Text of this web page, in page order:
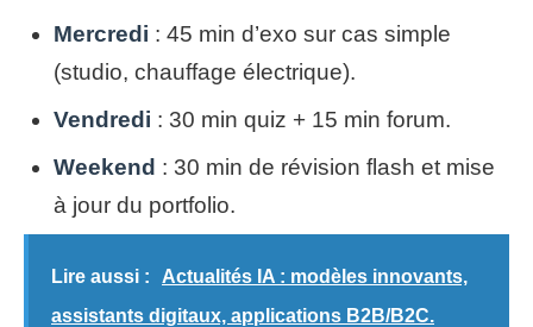
Mercredi : 45 min d’exo sur cas simple
(studio, chauffage électrique).
Vendredi : 30 min quiz + 15 min forum.
Weekend : 30 min de révision flash et mise
à jour du portfolio.
Lire aussi :
Actualités IA : modèles innovants,
assistants digitaux, applications B2B/B2C.